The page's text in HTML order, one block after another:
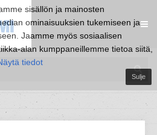
sisällön ja mainosten
ominaisuuksien tukemiseen ja
Jaamme myös sosiaalisen
alan kumppaneillemme tietoa siitä,
tiedot
Sulje